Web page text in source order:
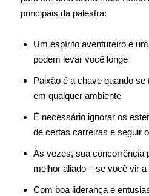
principais da palestra:
Um espírito aventureiro e
podem levar você longe
Paixão é a chave quando
em qualquer ambiente
É necessário ignorar os
de certas carreiras e seguir
Às vezes, sua concorrência
melhor aliado – se você vir a
Com boa liderança e